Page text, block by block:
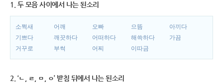
1. 두 모음 사이에서 나는 된소리
소쩍새 어깨 오빠 으뜸
아끼다
기쁘다
깨끗하다 어떠하다 해쓱하다
가끔
거꾸로
부썩 어찌 이따금
2. ‘ㄴ, ㄹ, ㅁ, ㅇ’ 받침 뒤에서 나는 된소리